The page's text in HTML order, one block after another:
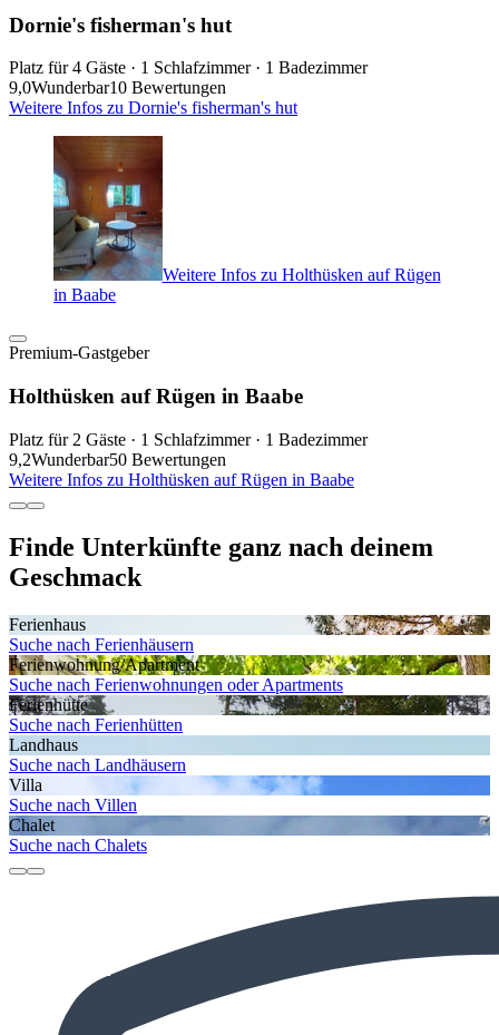
Dornie's fisherman's hut
Platz für 4 Gäste · 1 Schlafzimmer · 1 Badezimmer
9,0Wunderbar10 Bewertungen
Weitere Infos zu Dornie's fisherman's hut
Weitere Infos zu Holthüsken auf Rügen
in Baabe
Premium-Gastgeber
Holthüsken auf Rügen in Baabe
Platz für 2 Gäste · 1 Schlafzimmer · 1 Badezimmer
9,2Wunderbar50 Bewertungen
Weitere Infos zu Holthüsken auf Rügen in Baabe
Finde Unterkünfte ganz nach deinem
Geschmack
Ferienhaus
Suche nach Ferienhäusern
Ferienwohnung/Apartment
Suche nach Ferienwohnungen oder Apartments
Ferienhütte
Suche nach Ferienhütten
Landhaus
Suche nach Landhäusern
Villa
Suche nach Villen
Chalet
Suche nach Chalets